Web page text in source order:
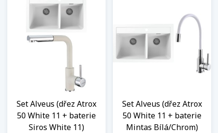
Set Alveus (dřez Atrox
50 White 11 + baterie
Siros White 11)
Set Alveus (dřez Atrox
50 White 11 + baterie
Mintas Bílá/Chrom)